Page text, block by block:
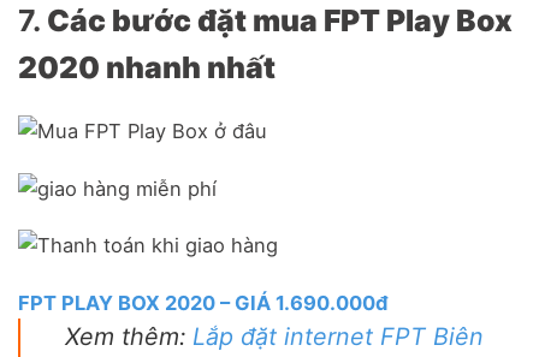
7. Các bước đặt mua FPT Play Box
2020 nhanh nhất
FPT PLAY BOX 2020 – GIÁ 1.690.000đ
Xem thêm: Lắp đặt internet FPT Biên